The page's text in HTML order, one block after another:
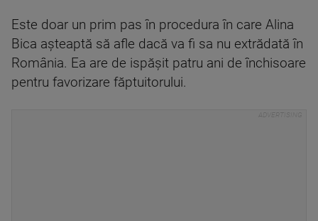
Este doar un prim pas în procedura în care Alina
Bica așteaptă să afle dacă va fi sa nu extrădată în
România. Ea are de ispășit patru ani de închisoare
pentru favorizare făptuitorului.